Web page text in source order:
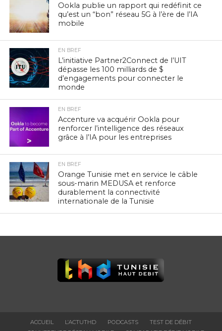
Ookla publie un rapport qui redéfinit ce
qu’est un “bon” réseau 5G à l’ère de l’IA
mobile
EN BREF
L’initiative Partner2Connect de l’UIT
dépasse les 100 milliards de $
d’engagements pour connecter le
monde
EN BREF
Accenture va acquérir Ookla pour
renforcer l’intelligence des réseaux
grâce à l’IA pour les entreprises
EN BREF
Orange Tunisie met en service le câble
sous-marin MEDUSA et renforce
durablement la connectivité
internationale de la Tunisie
ACCUEIL L’ACTUTHD PODCASTS
TEST DE DÉBIT